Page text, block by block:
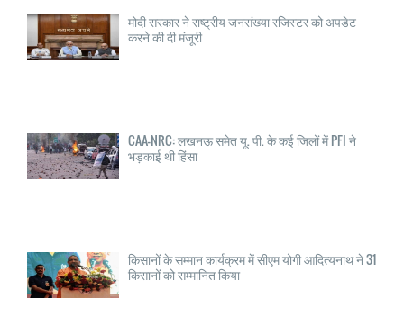
मोदी सरकार ने राष्ट्रीय जनसंख्या रजिस्टर को अपडेट
करने की दी मंजूरी
CAA-NRC: लखनऊ समेत यू. पी. के कई जिलों में PFI ने
भड़काई थी हिंसा
किसानों के सम्मान कार्यक्रम में सीएम योगी आदित्यनाथ ने 31
किसानों को सम्मानित किया